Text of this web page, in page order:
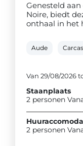
Genesteld
Noire, biedt
onthaal in het
Aude
Van 29/08/2026
Staanplaats
2 personen
2 personen